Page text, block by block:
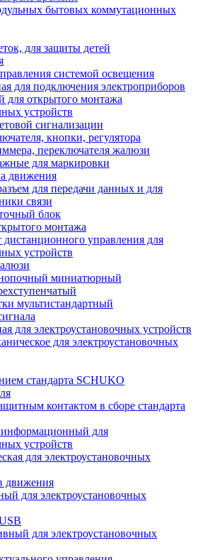
бытовых коммутационных
для защиты детей
системой освещения
для подключения электроприборов
для открытого монтажа
устройств
сигнализации
кнопки, регулятора
переключателя жалюзи
для маркировки
движения
для передачи данных и для
связи
блок
монтажа
дистанционного управления для
устройств
миниатюрный
мультистандартный
для электроустановочных устройств
для электроустановочных
стандарта SCHUKO
контактом в сборе стандарта
информационный для
устройств
для электроустановочных
движения
для электроустановочных
для электроустановочных